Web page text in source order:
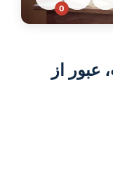
0
از